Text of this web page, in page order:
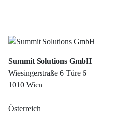
Summit Solutions GmbH
Wiesingerstraße 6 Türe 6
1010 Wien
Österreich